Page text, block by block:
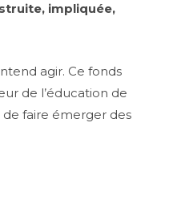
impliquée,
agir. Ce fonds
de l’éducation de
de faire émerger des